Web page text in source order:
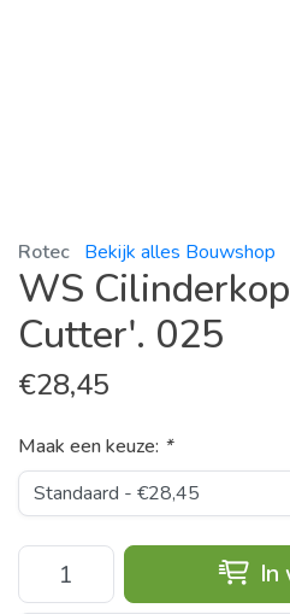
Rotec Bekijk alles Bouwshop
WS
Cutter'. 025
€28,45
Maak een keuze: *
In